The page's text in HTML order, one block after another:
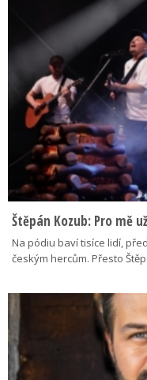
Štěpán Kozub: Pro mě
Na pódiu baví tisíce lidí,
českým hercům. Přesto